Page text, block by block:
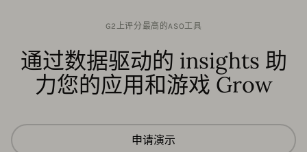
G2上评分最高的ASO工具
通过数据驱动的 insights 助
力您的应用和游戏 Grow
申请演示